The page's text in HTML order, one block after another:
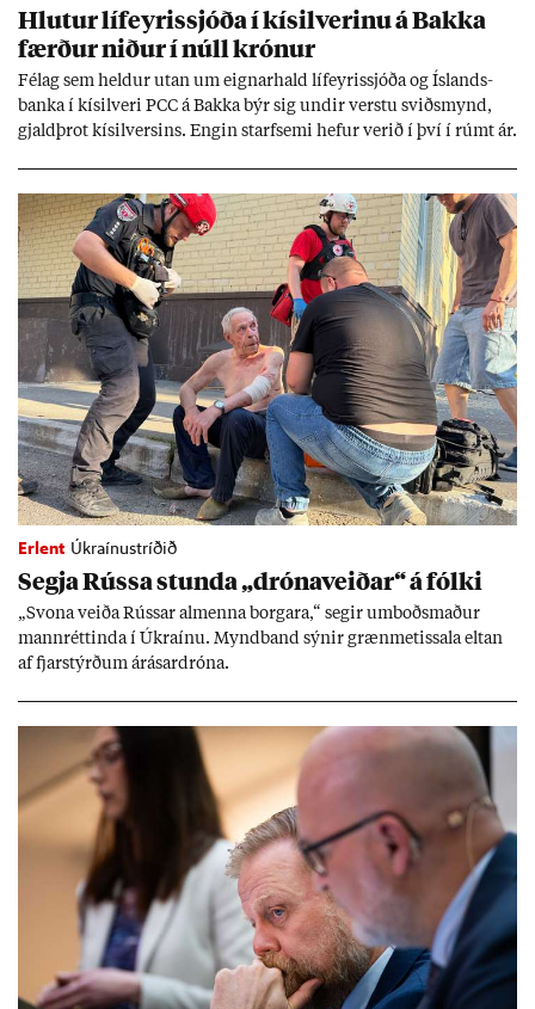
Hlut­ur líf­eyr­is­sjóða í kís­il­ver­inu á Bakka
færð­ur nið­ur í núll krón­ur
Fé­lag sem held­ur ut­an um eign­ar­hald líf­eyr­is­sjóða og Ís­lands­
banka í kís­il­veri PCC á Bakka býr sig und­ir verstu sviðs­mynd,
gjald­þrot kís­il­vers­ins. Eng­in starf­semi hef­ur ver­ið í því í rúmt ár.
Erlent Úkraínustríðið
Segja Rússa stunda „dróna­veið­ar“ á fólki
„Svona veiða Rúss­ar al­menna borg­ara,“ seg­ir um­boðs­mað­ur
mann­rétt­inda í Úkraínu. Mynd­band sýn­ir græn­met­issala elt­an
af fjar­stýrð­um árás­ar­dróna.